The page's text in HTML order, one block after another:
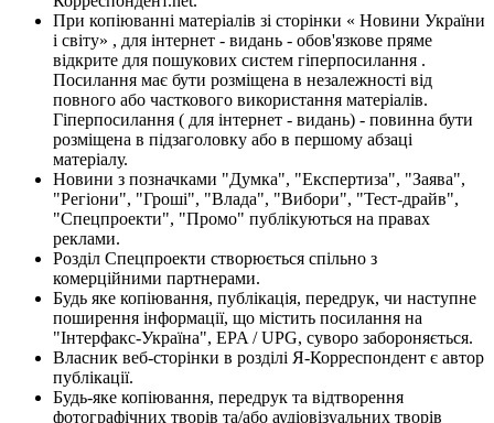
При копіюванні матеріалів зі сторінки « Новини України
і світу» , для інтернет - видань - обов'язкове пряме
відкрите для пошукових систем гіперпосилання .
Посилання має бути розміщена в незалежності від
повного або часткового використання матеріалів.
Гіперпосилання ( для інтернет - видань) - повинна бути
розміщена в підзаголовку або в першому абзаці
матеріалу.
Новини з позначками "Думка", "Експертиза", "Заява",
"Регіони", "Гроші", "Влада", "Вибори", "Тест-драйв",
"Спецпроекти", "Промо" публікуються на правах
реклами.
Розділ Спецпроекти створюється спільно з
комерційними партнерами.
Будь яке копіювання, публікація, передрук, чи наступне
поширення інформації, що містить посилання на
"Інтерфакс-Україна", EPA / UPG, суворо забороняється.
Власник веб-сторінки в розділі Я-Корреспондент є автор
публікації.
Будь-яке копіювання, передрук та відтворення
фотографічних творів та/або аудіовізуальних творів